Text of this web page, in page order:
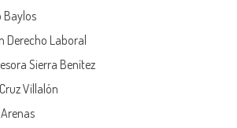
Baylos
Derecho Laboral
Sierra Benítez
Villalón